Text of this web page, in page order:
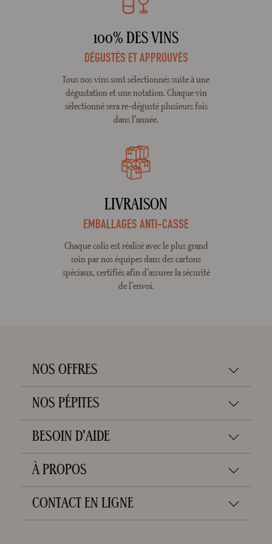
100% DES VINS
DÉGUSTÉS ET APPROUVÉS
Tous nos vins sont sélectionnés suite à une
dégustation et une notation. Chaque vin
sélectionné sera re-dégusté plusieurs fois
dans l'année.
LIVRAISON
EMBALLAGES ANTI-CASSE
Chaque colis est réalisé avec le plus grand
soin par nos équipes dans des cartons
spéciaux, certifiés afin d’assurer la sécurité
de l’envoi.
NOS OFFRES
NOS PÉPITES
BESOIN D'AIDE
À PROPOS
CONTACT EN LIGNE